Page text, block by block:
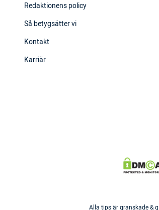
Redaktionens policy
Så betygsätter vi
Kontakt
Karriär
Alla tips är granskade &